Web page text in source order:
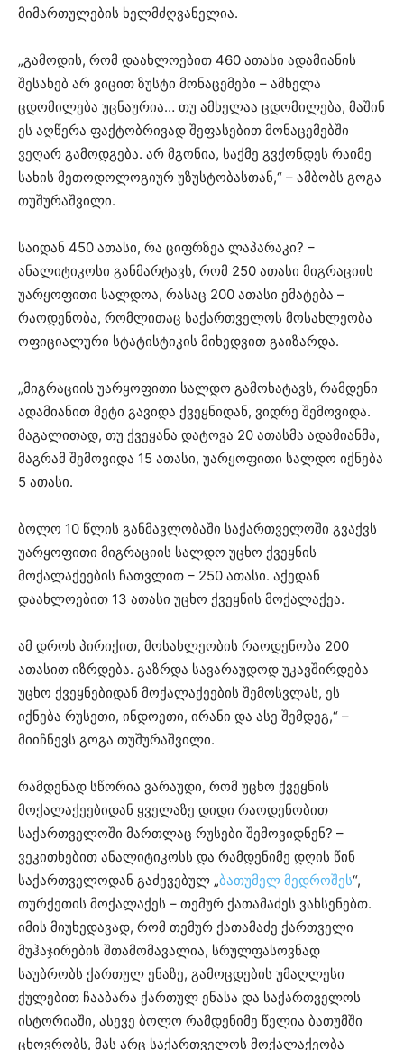
მიმართულების ხელმძღვანელია.
„გამოდის, რომ დაახლოებით 460 ათასი ადამიანის
შესახებ არ ვიცით ზუსტი მონაცემები – ამხელა
ცდომილება უცნაურია… თუ ამხელაა ცდომილება, მაშინ
ეს აღწერა ფაქტობრივად შეფასებით მონაცემებში
ვეღარ გამოდგება. არ მგონია, საქმე გვქონდეს რაიმე
სახის მეთოდოლოგიურ უზუსტობასთან,“ – ამბობს გოგა
თუშურაშვილი.
საიდან 450 ათასი, რა ციფრზეა ლაპარაკი? –
ანალიტიკოსი განმარტავს, რომ 250 ათასი მიგრაციის
უარყოფითი სალდოა, რასაც 200 ათასი ემატება –
რაოდენობა, რომლითაც საქართველოს მოსახლეობა
ოფიციალური სტატისტიკის მიხედვით გაიზარდა.
„მიგრაციის უარყოფითი სალდო გამოხატავს, რამდენი
ადამიანით მეტი გავიდა ქვეყნიდან, ვიდრე შემოვიდა.
მაგალითად, თუ ქვეყანა დატოვა 20 ათასმა ადამიანმა,
მაგრამ შემოვიდა 15 ათასი, უარყოფითი სალდო იქნება
5 ათასი.
ბოლო 10 წლის განმავლობაში საქართველოში გვაქვს
უარყოფითი მიგრაციის სალდო უცხო ქვეყნის
მოქალაქეების ჩათვლით – 250 ათასი. აქედან
დაახლოებით 13 ათასი უცხო ქვეყნის მოქალაქეა.
ამ დროს პირიქით, მოსახლეობის რაოდენობა 200
ათასით იზრდება. გაზრდა სავარაუდოდ უკავშირდება
უცხო ქვეყნებიდან მოქალაქეების შემოსვლას, ეს
იქნება რუსეთი, ინდოეთი, ირანი და ასე შემდეგ,“ –
მიიჩნევს გოგა თუშურაშვილი.
რამდენად სწორია ვარაუდი, რომ უცხო ქვეყნის
მოქალაქეებიდან ყველაზე დიდი რაოდენობით
საქართველოში მართლაც რუსები შემოვიდნენ? –
ვეკითხებით ანალიტიკოსს და რამდენიმე დღის წინ
საქართველოდან გაძევებულ „ბათუმელ მედროშეს“,
თურქეთის მოქალაქეს – თემურ ქათამაძეს ვახსენებთ.
იმის მიუხედავად, რომ თემურ ქათამაძე ქართველი
მუჰაჯირების შთამომავალია, სრულფასოვნად
საუბრობს ქართულ ენაზე, გამოცდების უმაღლესი
ქულებით ჩააბარა ქართულ ენასა და საქართველოს
ისტორიაში, ასევე ბოლო რამდენიმე წელია ბათუმში
ცხოვრობს, მას არც საქართველოს მოქალაქეობა